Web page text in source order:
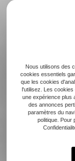
Nous utilisons des
cookies essentiels
que les cookies
l'utilisez. Les
une expérience plus
des annonces
paramètres du
politique. Pour